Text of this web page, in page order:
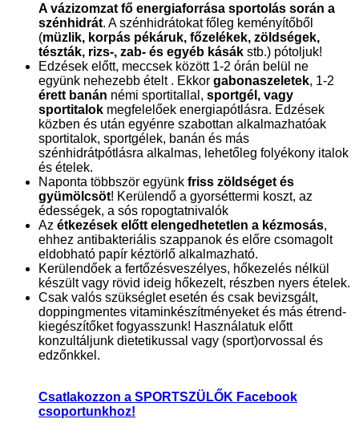
A vázizomzat fő energiaforrása sportolás során a
szénhidrát. A szénhidrátokat főleg keményítőből
(müzlik, korpás pékáruk, főzelékek, zöldségek,
tészták, rizs-, zab- és egyéb kásák stb.) pótoljuk!
Edzések előtt, meccsek között 1-2 órán belül ne
együnk nehezebb ételt . Ekkor gabonaszeletek, 1-2
érett banán némi sportitallal, sportgél, vagy
sportitalok megfelelőek energiapótlásra. Edzések
közben és után egyénre szabottan alkalmazhatóak
sportitalok, sportgélek, banán és más
szénhidrátpótlásra alkalmas, lehetőleg folyékony italok
és ételek.
Naponta többször együnk friss zöldséget és
gyümölcsöt! Kerülendő a gyorséttermi koszt, az
édességek, a sós ropogtatnivalók
Az étkezések előtt elengedhetetlen a kézmosás,
ehhez antibakteriális szappanok és előre csomagolt
eldobható papír kéztörlő alkalmazható.
Kerülendőek a fertőzésveszélyes, hőkezelés nélkül
készült vagy rövid ideig hőkezelt, részben nyers ételek.
Csak valós szükséglet esetén és csak bevizsgált,
doppingmentes vitaminkészítményeket és más étrend-
kiegészítőket fogyasszunk! Használatuk előtt
konzultáljunk dietetikussal vagy (sport)orvossal és
edzőnkkel.
Csatlakozzon a SPORTSZÜLŐK Facebook
csoportunkhoz!